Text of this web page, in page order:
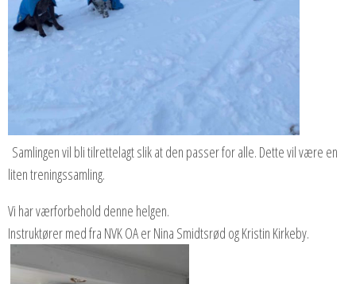
Samlingen vil bli tilrettelagt slik at den passer for alle. Dette vil være en
liten treningssamling.
Vi har værforbehold denne helgen.
Instruktører med fra NVK OA er Nina Smidtsrød og Kristin Kirkeby.